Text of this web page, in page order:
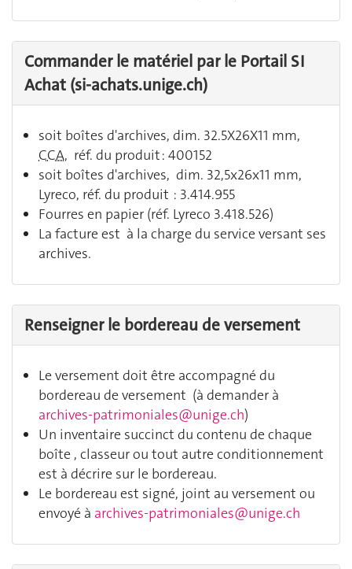
Commander le matériel parle Portail SI
Achat (si-achats.unige.ch)
soit boîtes d'archives, dim. 32.5X26X11 mm,
CCA, réf. du produit : 400152
soit boîtes d'archives, dim. 32,5x26x11 mm,
Lyreco, réf. du produit : 3.414.955
Fourres en papier (réf. Lyreco 3.418.526)
La facture est à la charge du service versant ses
archives.
Renseigner le bordereau de versement
Le versement doit être accompagné du
bordereau de versement (à demander à
archives-patrimoniales@unige.ch)
Un inventaire succinct du contenu de chaque
boîte , classeur ou tout autre conditionnement
est à décrire sur le bordereau.
Le bordereau est signé, joint au versement ou
envoyé à archives-patrimoniales@unige.ch